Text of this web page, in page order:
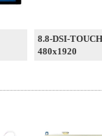
8.8-DSI-
480x1920